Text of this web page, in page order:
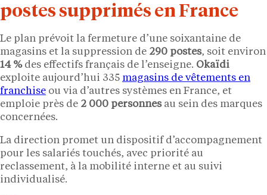
postes supprimés en France
Le plan prévoit la fermeture d’une soixantaine de
magasins et la suppression de 290 postes, soit environ
14 %des effectifs français de l’enseigne. Okaïdi
exploite aujourd’hui 335 magasins de vêtements en
franchise ou via d’autres systèmes en France, et
emploie près de 2 000 personnesau sein des marques
concernées.
La direction promet un dispositif d’accompagnement
pour les salariés touchés, avec priorité au
reclassement, à la mobilité interne et au suivi
individualisé.